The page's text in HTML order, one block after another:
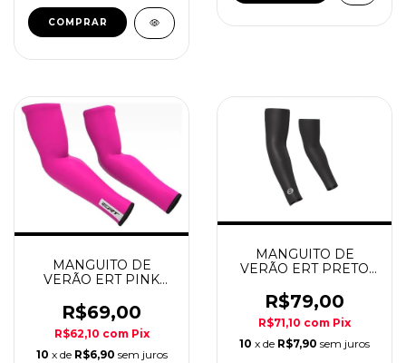
COMPRAR
MANGUITO DE
VERÃO ERT PINK
R$69,00
R$62,10 com Pix
10 x de R$6,90 sem juros
MANGUITO DE
VERÃO ERT PRETO
R$79,00
R$71,10 com Pix
10 x de R$7,90 sem juros